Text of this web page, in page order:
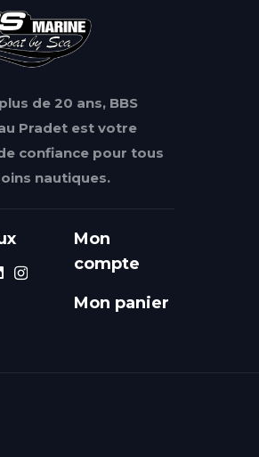
de 20 ans, BBS
Pradet est votre
confiance pour tous
nautiques.
Mon
compte
Mon panier